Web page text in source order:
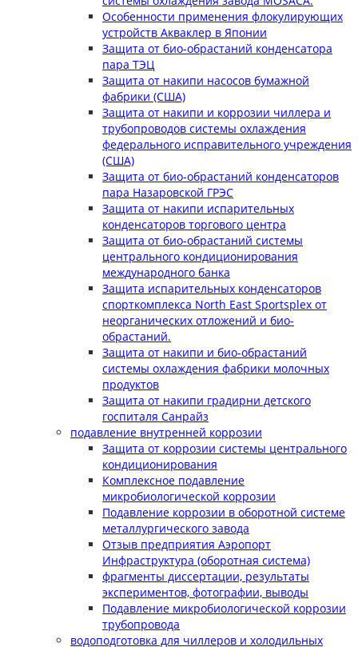
Особенности применения флокулирующих
устройств Акваклер в Японии
Защита от био-обрастаний конденсатора
пара ТЭЦ
Защита от накипи насосов бумажной
фабрики (США)
Защита от накипи и коррозии чиллера и
трубопроводов системы охлаждения
федерального исправительного учреждения
(США)
Защита от био-обрастаний конденсаторов
пара Назаровской ГРЭС
Защита от накипи испарительных
конденсаторов торгового центра
Защита от био-обрастаний системы
центрального кондиционирования
международного банка
Защита испарительных конденсаторов
спорткомплекса North East Sportsplex от
неорганических отложений и био-
обрастаний.
Защита от накипи и био-обрастаний
системы охлаждения фабрики молочных
продуктов
Защита от накипи градирни детского
госпиталя Санрайз
подавление внутренней коррозии
Защита от коррозии системы центрального
кондиционирования
Комплексное подавление
микробиологической коррозии
Подавление коррозии в оборотной системе
металлургического завода
Отзыв предприятия Аэропорт
Инфраструктура (оборотная система)
фрагменты диссертации, результаты
экспериментов, фотографии, выводы
Подавление микробиологической коррозии
трубопровода
водоподготовка для чиллеров и холодильных